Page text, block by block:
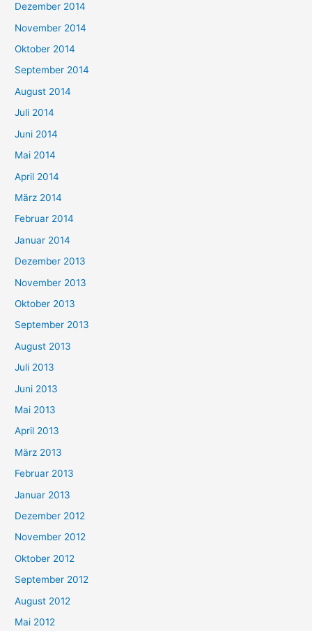
Dezember 2014
November 2014
Oktober 2014
September 2014
August 2014
Juli 2014
Juni 2014
Mai 2014
April 2014
März 2014
Februar 2014
Januar 2014
Dezember 2013
November 2013
Oktober 2013
September 2013
August 2013
Juli 2013
Juni 2013
Mai 2013
April 2013
März 2013
Februar 2013
Januar 2013
Dezember 2012
November 2012
Oktober 2012
September 2012
August 2012
Mai 2012